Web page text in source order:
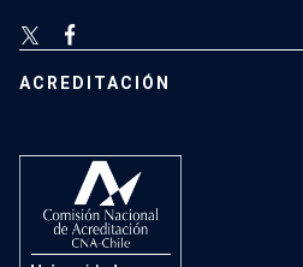
ACREDITACIÓN